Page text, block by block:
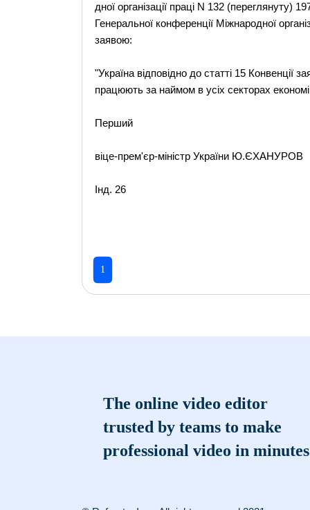
дної організації праці N 132 (переглянуту)
Генеральної конференції Міжнародної
заявою:
"Україна відповідно до статті 15 Конвенції
працюють за наймом в усіх секторах
Перший
віце-прем'єр-міністр України Ю.ЄХАНУРОВ
Інд. 26
1
The online video editor
trusted by teams to make
professional video in minutes